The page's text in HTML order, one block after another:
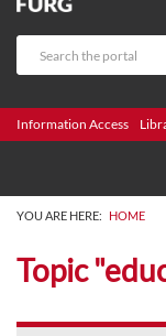
Information Access
YOU ARE HERE: HOME
Topic